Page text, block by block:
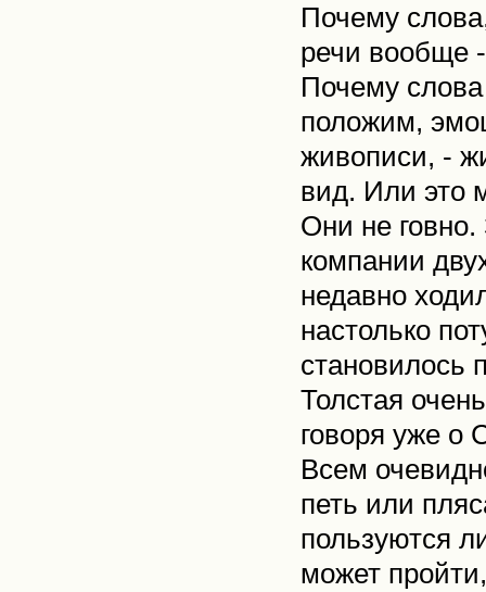
Почему
речи вообще
Почему
положим,
живописи, -
вид. Или это
Они не
компании
недавно
настолько
становилось
Толстая
говоря уже о
Всем
петь или
пользуются
может